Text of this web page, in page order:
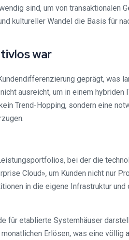
sind, um von transaktionalen
kultureller Wandel die Basis für
war
geprägt, was
ausreicht, um in einem
Trend-Hopping, sondern eine
bei der die
Cloud», um Kunden nicht nur
in die eigene Infrastruktur und
für etablierte Systemhäuser
Erlösen, was eine völlig